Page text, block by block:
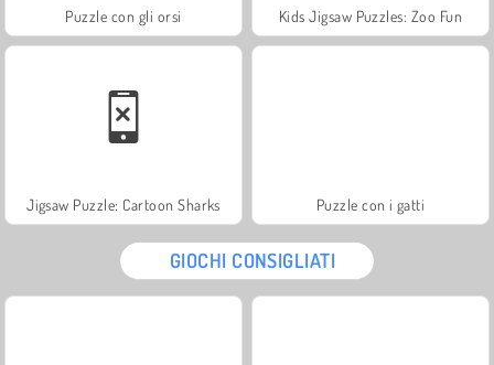
Puzzle con gli orsi Kids Jigsaw Puzzles: Zoo Fun
Jigsaw Puzzle: Cartoon Sharks Puzzle con i gatti
GIOCHI CONSIGLIATI